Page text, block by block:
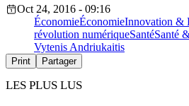
Oct 24, 2016 - 09:16
ÉconomieÉconomieInnovation &
révolution numériqueSantéSanté
Vytenis Andriukaitis
Print Partager
LES PLUS LUS